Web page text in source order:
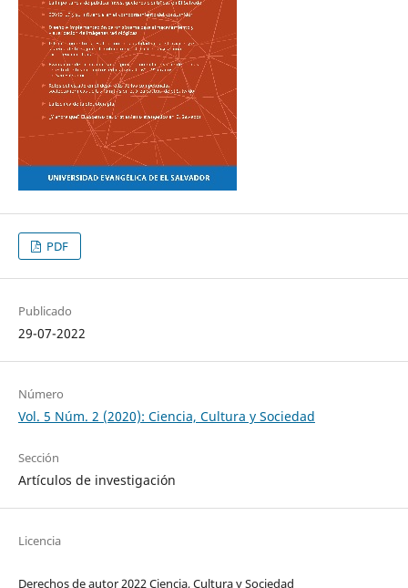
PDF
Publicado
29-07-2022
Número
Vol. 5 Núm. 2 (2020): Ciencia, Cultura y Sociedad
Sección
Artículos de investigación
Licencia
Derechos de autor 2022 Ciencia, Cultura y Sociedad